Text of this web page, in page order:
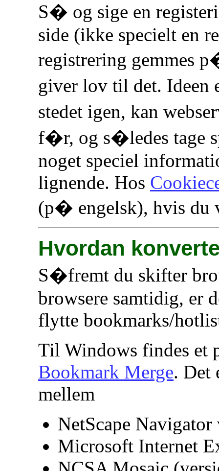
S� og sige en
side (ikke specielt en
registrering gemmes
giver lov til det.
stedet igen, kan
f�r, og s�ledes tage
noget speciel
lignende. Hos
(p� engelsk), hvis
Hvordan
S�fremt du skifter
browsere samtidig, er
flytte bookmarks/
Til Windows findes et
Bookmark Merge. Det
mellem
NetScape
Microsoft Internet